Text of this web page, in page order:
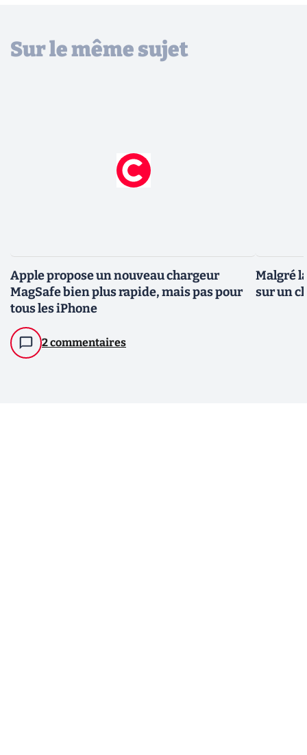
Sur le même sujet
Apple propose un nouveau chargeur
MagSafe bien plus rapide, mais pas pour
tous les iPhone
2 commentaires
Malgré
sur un